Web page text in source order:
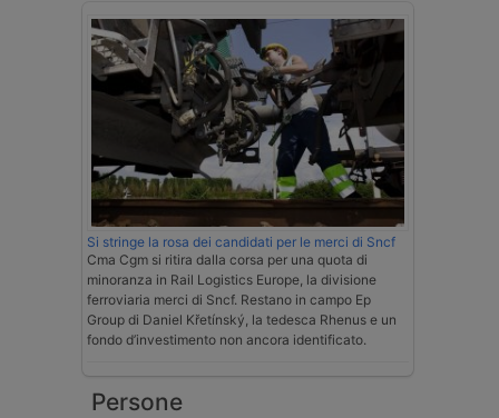
Si stringe la rosa dei candidati per le merci di Sncf
Cma Cgm si ritira dalla corsa per una quota di
minoranza in Rail Logistics Europe, la divisione
ferroviaria merci di Sncf. Restano in campo Ep
Group di Daniel Křetínský, la tedesca Rhenus e un
fondo d’investimento non ancora identificato.
Persone